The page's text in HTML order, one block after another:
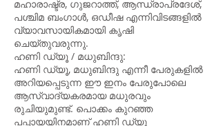
മഹാരാഷ്ട്ര, ഗുജറാത്ത്, ആന്ധ്രാപ്രദേശ്,
പശ്ചിമ ബംഗാൾ, ഒഡീഷ എന്നിവിടങ്ങളിൽ
വ്യാവസായികമായി കൃഷി
ചെയ്തുവരുന്നു.
ഹണി ഡ്യൂ / മധുബിന്ദു:
ഹണി ഡ്യൂ, മധുബിന്ദു എന്നീ പേരുകളിൽ
അറിയപ്പെടുന്ന ഈ ഇനം പേരുപോലെ
ആസ്വാദ്യകരമായ മധുരവും
രുചിയുമുണ്ട്. പൊക്കം കുറഞ്ഞ
പപ്പായയിനമാണ് ഹണി ഡ്യൂ